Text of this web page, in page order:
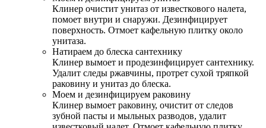
Клинер очистит унитаз от известкового налета,
помоет внутри и снаружи. Дезинфицирует
поверхность. Отмоет кафельную плитку около
унитаза.
Натираем до блеска сантехнику
Клинер вымоет и продезинфицирует сантехнику.
Удалит следы ржавчины, протрет сухой тряпкой
раковину и унитаз до блеска.
Моем и дезинфицируем раковину
Клинер вымоет раковину, очистит от следов
зубной пасты и мыльных разводов, удалит